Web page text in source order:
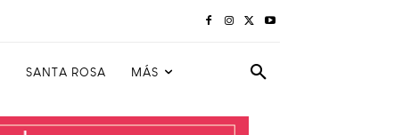
SANTA ROSA MÁS